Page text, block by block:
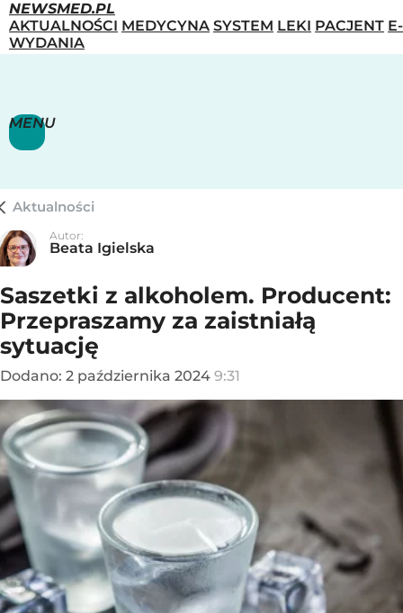
NEWSMED.PL
AKTUALNOŚCI MEDYCYNA SYSTEM LEKI PACJENT E-
WYDANIA
MENU
Aktualności
Autor:
Beata Igielska
Saszetki z alkoholem. Producent:
Przepraszamy za zaistniałą
sytuację
Dodano: 2 października 2024 9:31